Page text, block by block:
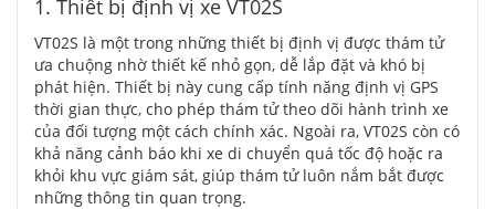
1. Thiết bị định vị xe VT02S
VT02S là một trong những thiết bị định vị được thám tử
ưa chuộng nhờ thiết kế nhỏ gọn, dễ lắp đặt và khó bị
phát hiện. Thiết bị này cung cấp tính năng định vị GPS
thời gian thực, cho phép thám tử theo dõi hành trình xe
của đối tượng một cách chính xác. Ngoài ra, VT02S còn có
khả năng cảnh báo khi xe di chuyển quá tốc độ hoặc ra
khỏi khu vực giám sát, giúp thám tử luôn nắm bắt được
những thông tin quan trọng.